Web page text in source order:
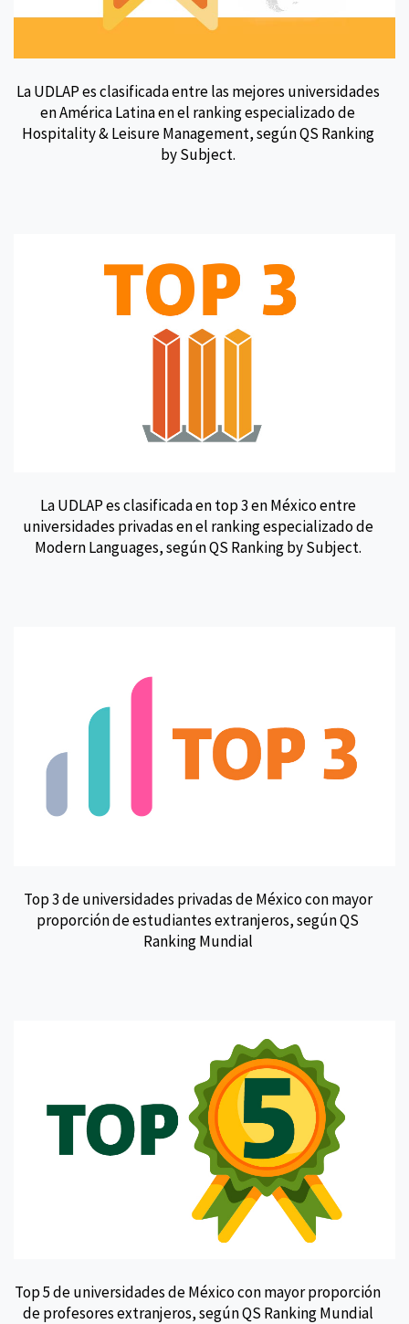
La UDLAP es clasificada entre las mejores universidades
en América Latina en el ranking especializado de
Hospitality & Leisure Management, según QS Ranking
by Subject.
La UDLAP es clasificada en top 3 en México entre
universidades privadas en el ranking especializado de
Modern Languages, según QS Ranking by Subject.
Top 3 de universidades privadas de México con mayor
proporción de estudiantes extranjeros, según QS
Ranking Mundial
Top 5 de universidades de México con mayor proporción
de profesores extranjeros, según QS Ranking Mundial